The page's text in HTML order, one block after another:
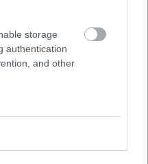
storage
authentication
and other
NYILATKOZATA
LECSERÉLÉSÉRŐL